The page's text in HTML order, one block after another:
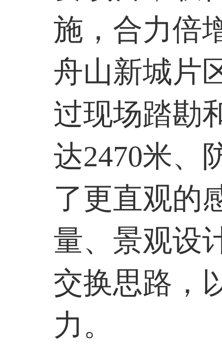
施，合力倍
舟山新城片
过现场踏勘
达2470米、
了更直观的
量、景观设
交换思路，
力。